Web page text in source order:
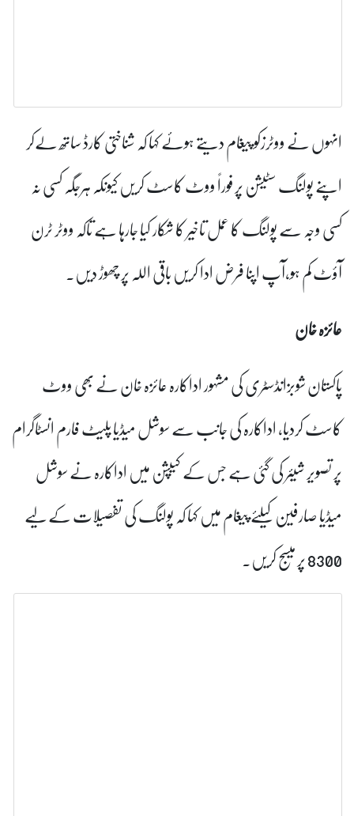
دیتے ہوئے کہا کہ شناختی کارڈ ساتھ لےکر
پر فوراً ووٹ کاسٹ کریں کیونکہ ہرجگہ کسی نہ
عمل تاخیر کا شکار کیا جارہا ہے تاکہ ووٹر ٹرن
فرض ادا کریں باقی اللہ پر چھوڑ دیں۔
کی مشہور اداکارہ عائزہ خان نے بھی ووٹ
کی جانب سے سوشل میڈیا پلیٹ فارم انسٹاگرام
گئی ہے جس کے کیپشن میں اداکارہ نے سوشل
پیغام میں کہا کہ پولنگ کی تفصیلات کے لیے